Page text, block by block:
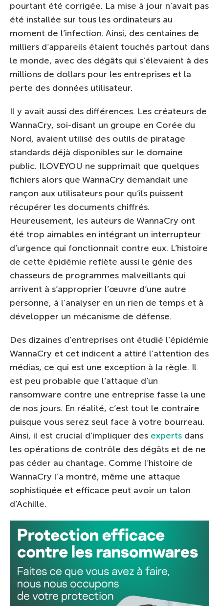
pourtant été corrigée. La mise à jour n’avait pas
été installée sur tous les ordinateurs au
moment de l’infection. Ainsi, des centaines de
milliers d’appareils étaient touchés partout dans
le monde, avec des dégâts qui s’élevaient à des
millions de dollars pour les entreprises et la
perte des données utilisateur.
Il y avait aussi des différences. Les créateurs de
WannaCry, soi-disant un groupe en Corée du
Nord, avaient utilisé des outils de piratage
standards déjà disponibles sur le domaine
public. ILOVEYOU ne supprimait que quelques
fichiers alors que WannaCry demandait une
rançon aux utilisateurs pour qu’ils puissent
récupérer les documents chiffrés.
Heureusement, les auteurs de WannaCry ont
été trop aimables en intégrant un interrupteur
d’urgence qui fonctionnait contre eux. L’histoire
de cette épidémie reflète aussi le génie des
chasseurs de programmes malveillants qui
arrivent à s’approprier l’œuvre d’une autre
personne, à l’analyser en un rien de temps et à
développer un mécanisme de défense.
Des dizaines d’entreprises ont étudié l’épidémie
WannaCry et cet indicent a attiré l’attention des
médias, ce qui est une exception à la règle. Il
est peu probable que l’attaque d’un
ransomware contre une entreprise fasse la une
de nos jours. En réalité, c’est tout le contraire
puisque vous serez seul face à votre bourreau.
Ainsi, il est crucial d’impliquer des experts dans
les opérations de contrôle des dégâts et de ne
pas céder au chantage. Comme l’histoire de
WannaCry l’a montré, même une attaque
sophistiquée et efficace peut avoir un talon
d’Achille.